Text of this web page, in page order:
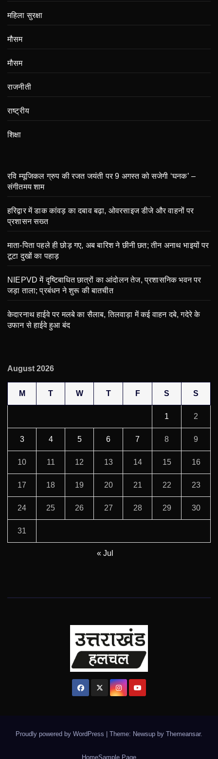
महिला सुरक्षा
मौसम
मौसम
राजनीती
राष्ट्रीय
शिक्षा
रवि म्यूजिकल ग्रुप की रजत जयंती पर 9 अगस्त को सजेगी ‘घनक’ –
संगीतमय शाम
हरिद्वार में डाक कांवड़ का दबाव बढ़ा, ओवरसाइज डीजे और वाहनों पर
प्रशासन सख्त
माता-पिता पहले ही छोड़ गए, अब बारिश ने छीनी छत; तीन अनाथ भाइयों पर
टूटा दुखों का पहाड़
NIEPVD में दृष्टिबाधित छात्रों का आंदोलन तेज, प्रशासनिक भवन पर
जड़ा ताला; प्रबंधन ने शुरू की बातचीत
केदारनाथ हाईवे पर मलबे का सैलाब, तिलवाड़ा में कई वाहन दबे, गदेरे के
उफान से हाईवे हुआ बंद
August 2026
M T W T F S S
1 2
3 4 5 6 7 8 9
10 11 12 13 14 15 16
17 18 19 20 21 22 23
24 25 26 27 28 29 30
31
« Jul
Proudly powered by WordPress Theme: Newsup by Themeansar.
HomeSample Page